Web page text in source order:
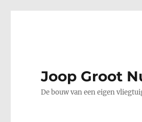
Joop Groot
De bouw van een eigen